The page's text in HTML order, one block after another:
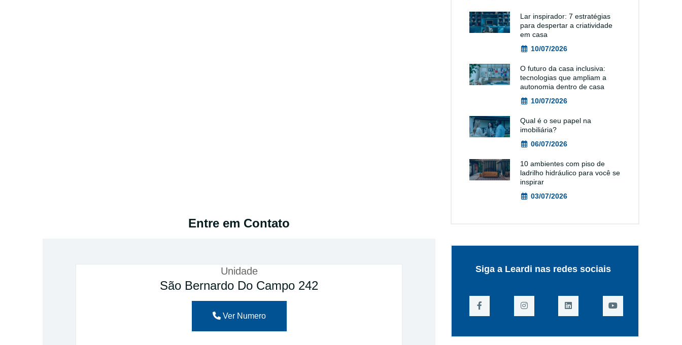
Entre em Contato
Unidade
São Bernardo Do Campo 242
Ver Numero
Lar inspirador: 7 estratégias
para despertar a criatividade
em casa
10/07/2026
O futuro da casa inclusiva:
tecnologias que ampliam a
autonomia dentro de casa
10/07/2026
Qual é o seu papel na
imobiliária?
06/07/2026
10 ambientes com piso de
ladrilho hidráulico para você se
inspirar
03/07/2026
Siga a Leardi nas redes sociais